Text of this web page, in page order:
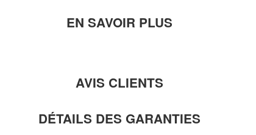
EN SAVOIR PLUS
AVIS CLIENTS
DÉTAILS DES GARANTIES